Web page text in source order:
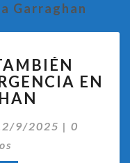
Garraghan
EN
9/2025 | 0